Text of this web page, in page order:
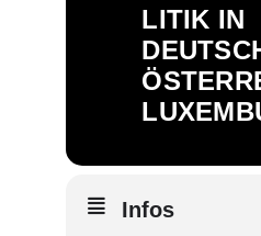
LITIK IN
Infos